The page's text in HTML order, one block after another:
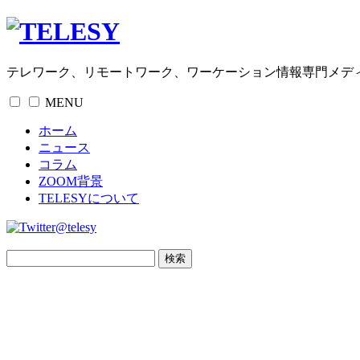
テレワーク、リモートワーク、ワーケーション情報専門メデ
MENU
ホーム
ニュース
コラム
ZOOM背景
TELESYについて
@telesy